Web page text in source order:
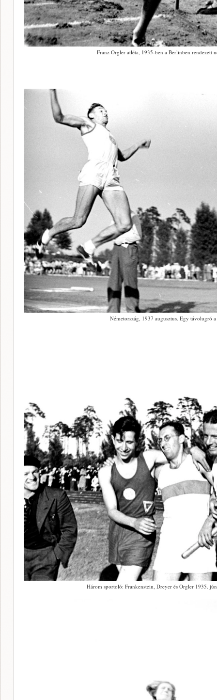
Franz Orgler atléta, 1935-ben a Berlinben rendezett
Németország, 1937 augusztus. Egy távolugró
Három sportoló: Frankenstein, Dreyer és Orgler 1935.